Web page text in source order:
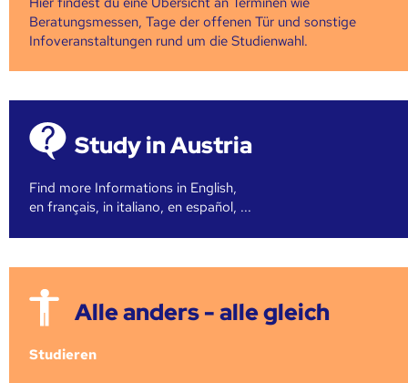
Beratungsmessen, Tage der offenen Tür und sonstige
Infoveranstaltungen rund um die Studienwahl.
Study in Austria
Find more Informations in English,
en français, in italiano, en español, ...
Alle anders - alle gleich
Studieren